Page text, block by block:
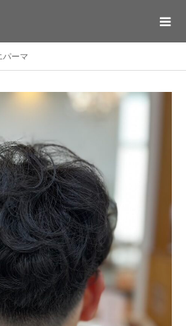
パーマ